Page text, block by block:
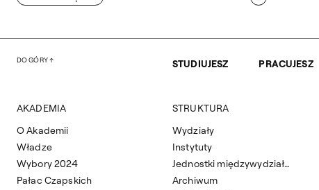
DO GÓRY STUDIUJESZ PRACUJESZ
AKADEMIA
O Akademii
Władze
Wybory 2024
Pałac Czapskich
STRUKTURA
Wydziały
Instytuty
Jednostki międzywydziałowe
Archiwum